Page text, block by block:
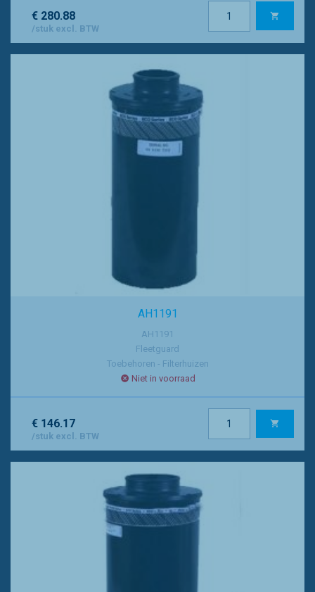
€ 280.88
/stuk excl. BTW
AH1191
AH1191
Fleetguard
Toebehoren - Filterhuizen
Niet in voorraad
€ 146.17
/stuk excl. BTW